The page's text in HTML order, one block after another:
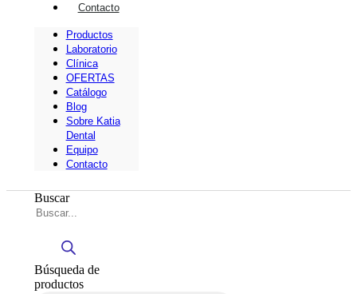
Contacto
Productos
Laboratorio
Clínica
OFERTAS
Catálogo
Blog
Sobre Katia
Dental
Equipo
Contacto
Buscar
Búsqueda de
productos